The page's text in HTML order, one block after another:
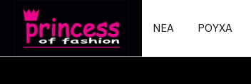
ΝΕΑ ΡΟΥΧΑ